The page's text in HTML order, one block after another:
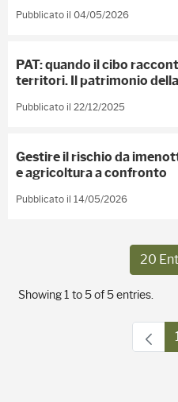
Pubblicato il 04/05/2026
PAT: quando il cibo
territori. Il patrimonio
Pubblicato il 22/12/2025
Gestire il rischio da
e agricoltura a confronto
Pubblicato il 14/05/2026
20
Showing 1 to 5 of 5 entries.